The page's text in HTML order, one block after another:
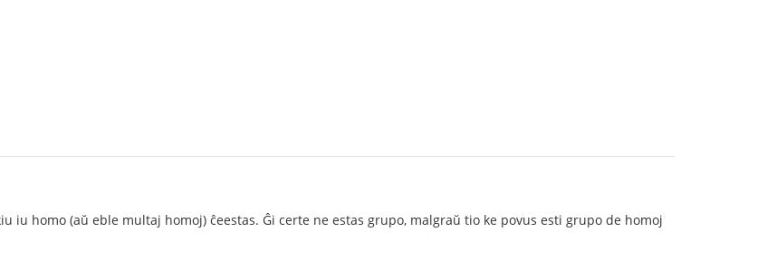
iu homo (aŭ eble multaj homoj) ĉeestas. Ĝi certe ne estas grupo, malgraŭ tio ke povus esti grupo de homoj